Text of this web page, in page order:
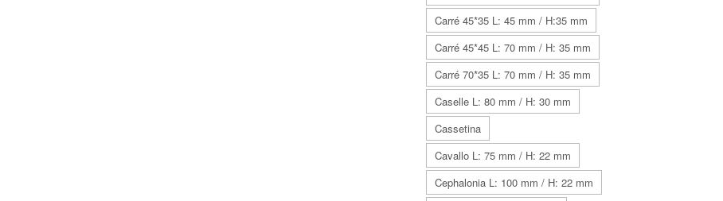
Carré 45*35 L: 45 mm / H:35 mm
Carré 45*45 L: 70 mm / H: 35 mm
Carré 70*35 L: 70 mm / H: 35 mm
Caselle L: 80 mm / H: 30 mm
Cassetina
Cavallo L: 75 mm / H: 22 mm
Cephalonia L: 100 mm / H: 22 mm